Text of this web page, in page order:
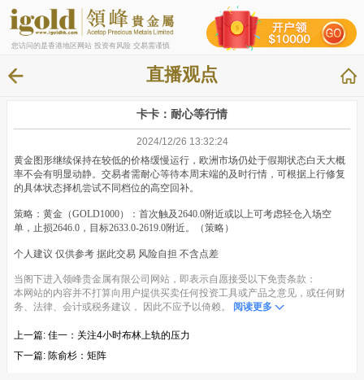
您访问的是香港地区网站 投资有风险 交易需谨慎
直播观点
卡卡：耐心等行情
2024/12/26 13:32:24
黄金图形继续保持在较低的价格缓慢运行，欧洲市场仍处于假期状态白天大概
率不会有明显动静。交易者需耐心等待本周末端的及时行情，可根据上行修复
的具体状态择机尝试不同档位的高空回补。
策略：黄金（GOLD1000）：首次触及2640.0附近或以上可考虑轻仓入场空
单，止损2646.0，目标2633.0-2619.0附近。（策略）
个人建议 仅供参考 据此交易 风险自担 不含点差
当阁下进入领峰贵金属有限公司网站，即表示自愿接受以下免责条款：
本网站的内容并不打算向用户提供买卖任何投资工具或产品之意见，或任何财
务、法律、会计或税务建议， 因此不应予以倚赖。
阅读更多
上一篇: 佳一：关注4小时布林上轨的压力
下一篇: 陈俞杉：矩阵